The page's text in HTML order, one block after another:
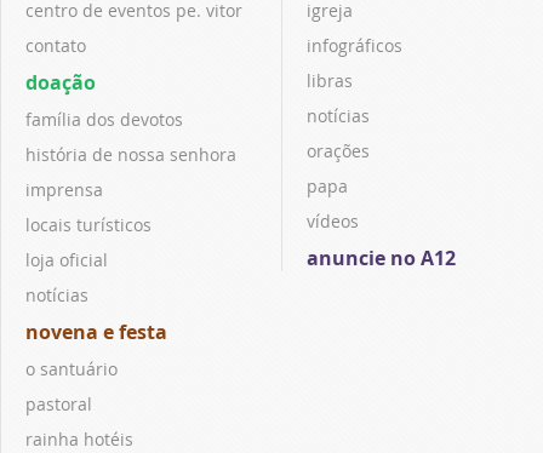
centro de eventos pe. vitor
contato
doação
família dos devotos
história de nossa senhora
imprensa
locais turísticos
loja oficial
notícias
novena e festa
o santuário
pastoral
rainha hotéis
igreja
infográficos
libras
notícias
orações
papa
vídeos
anuncie no A12